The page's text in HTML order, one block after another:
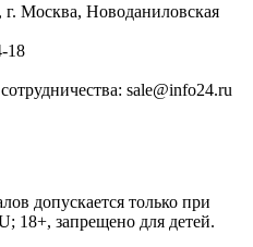
г. Москва, Новоданиловская
18
sale@info24.ru
допускается только при
18+, запрещено для детей.